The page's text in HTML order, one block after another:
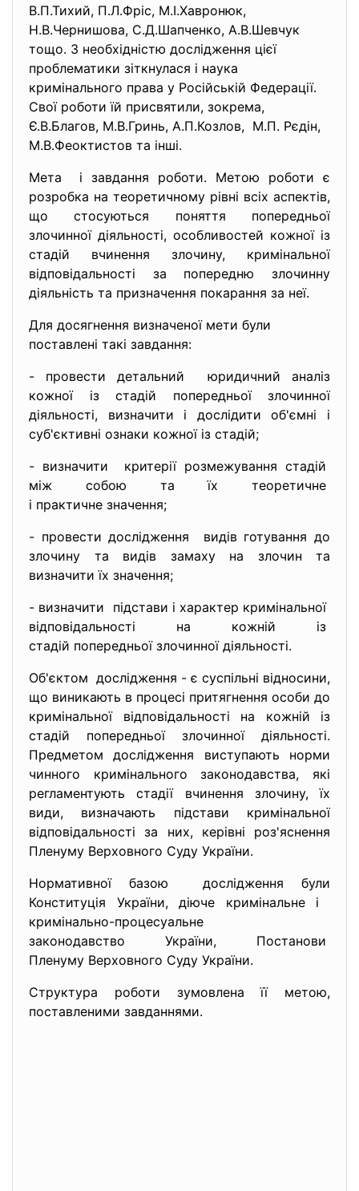
В.П.Тихий, П.Л.Фріс, М.І.Хавронюк,
Н.В.Чернишова, С.Д.Шапченко, А.В.Шевчук
тощо. З необхідністю дослідження цієї
проблематики зіткнулася і наука
кримінального права у Російській Федерації.
Свої роботи їй присвятили, зокрема,
Є.В.Благов, М.В.Гринь, А.П.Козлов, М.П. Рєдін,
М.В.Феоктистов та інші.
Мета і завдання роботи. Метою роботи є
розробка на теоретичному рівні всіх аспектів,
що стосуються поняття попередньої
злочинної діяльності, особливостей кожної із
стадій вчинення злочину, кримінальної
відповідальності за попередню злочинну
діяльність та призначення покарання за неї.
Для досягнення визначеної мети були
поставлені такі завдання:
- провести детальний юридичний аналіз
кожної із стадій попередньої злочинної
діяльності, визначити і дослідити об'ємні і
суб'єктивні ознаки кожної із стадій;
- визначити критерії розмежування стадій
між собою та їх теоретичне
і практичне значення;
- провести дослідження видів готування до
злочину та видів замаху на злочин та
визначити їх значення;
- визначити підстави і характер кримінальної
відповідальності на кожній із
стадій попередньої злочинної діяльності.
Об'єктом дослідження - є суспільні відносини,
що виникають в процесі притягнення особи до
кримінальної відповідальності на кожній із
стадій попередньої злочинної діяльності.
Предметом дослідження виступають норми
чинного кримінального законодавства, які
регламентують стадії вчинення злочину, їх
види, визначають підстави кримінальної
відповідальності за них, керівні роз'яснення
Пленуму Верховного Суду України.
Нормативної базою дослідження були
Конституція України, діюче кримінальне і
кримінально-процесуальне
законодавство України, Постанови
Пленуму Верховного Суду України.
Структура роботи зумовлена її метою,
поставленими завданнями.